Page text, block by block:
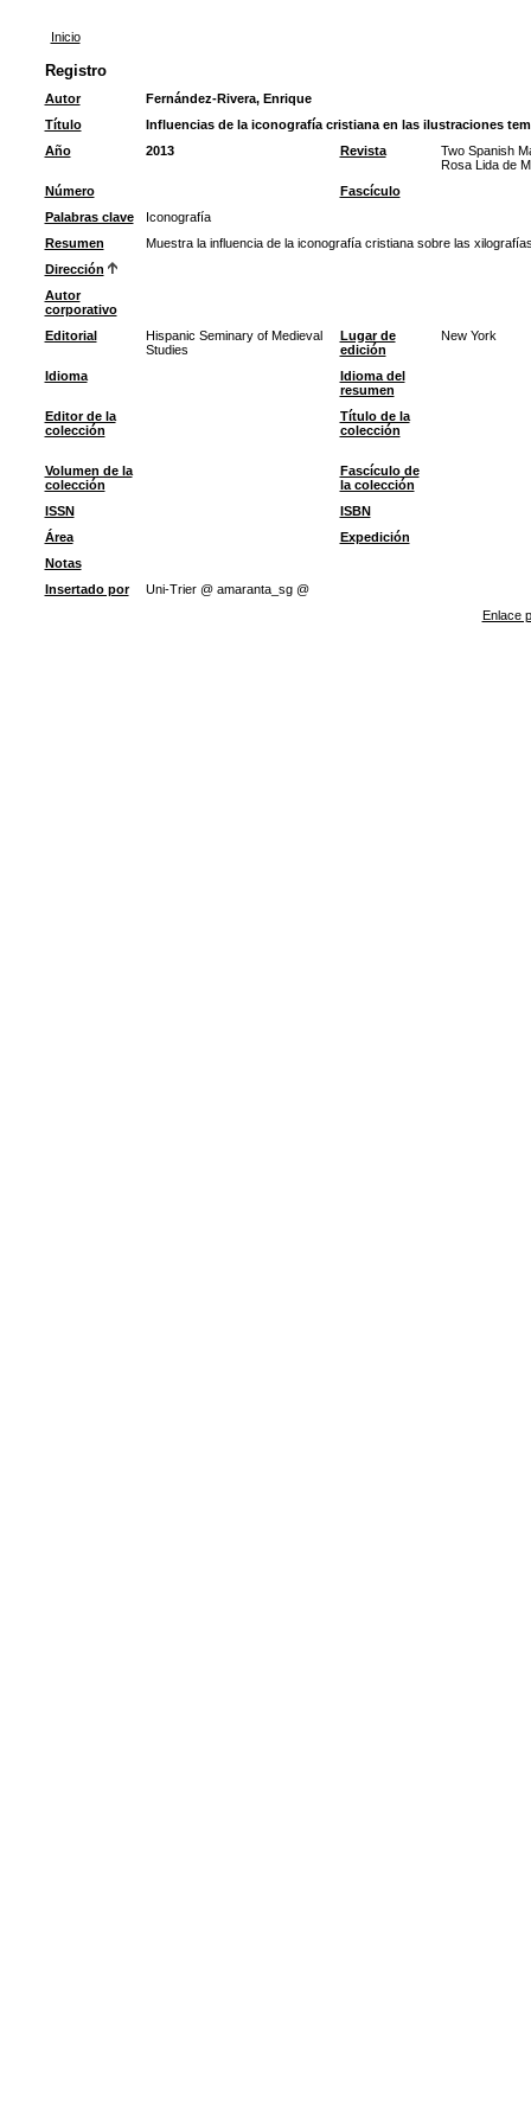
Inicio
Registro
Autor
Fernández-Rivera, Enrique
Título
Influencias de la iconografía cristiana en las ilustraciones
Año
2013 Revista
Two Spanish
Rosa Lida de
Número
Fascículo
Palabras clave
Iconografía
Resumen
Muestra la influencia de la iconografía cristiana sobre las
Dirección
Autor
corporativo
Editorial
Hispanic Seminary of Medieval
Studies
Lugar de
edición
New York
Idioma
Idioma del
resumen
Editor de la
colección
Título de la
colección
Volumen de la
colección
Fascículo de
la colección
ISSN
ISBN
Área
Expedición
Notas
Insertado por
Uni-Trier @ amaranta_sg @
Enlace